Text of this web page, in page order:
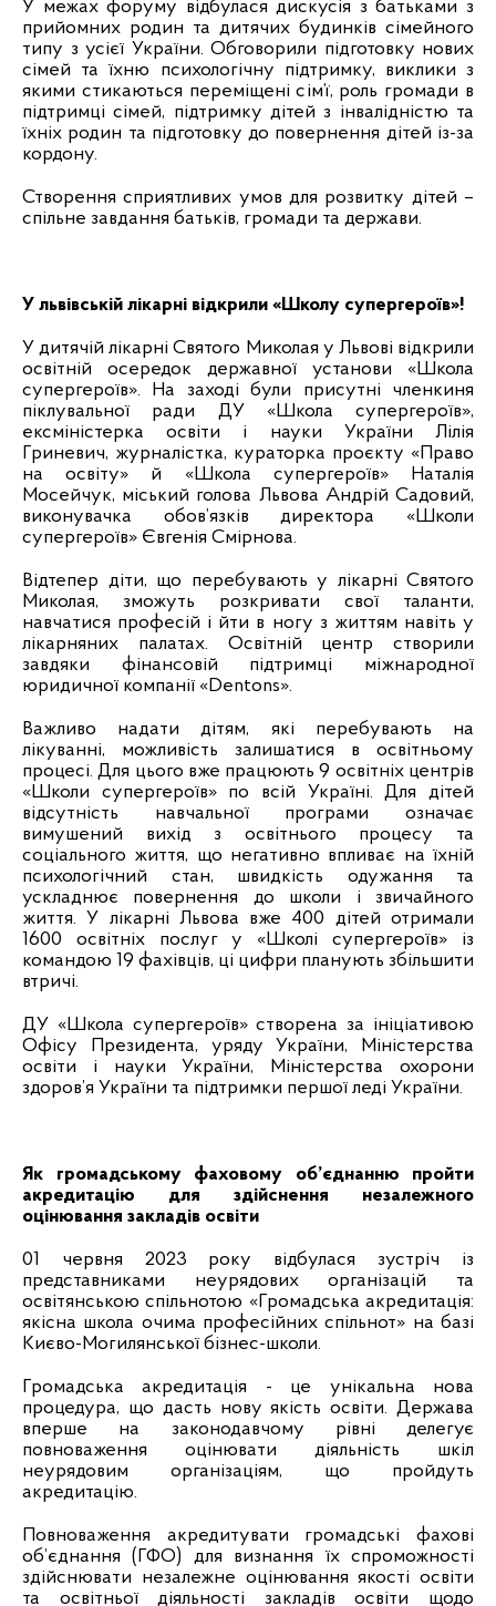
У межах форуму відбулася дискусія з батьками з
прийомних родин та дитячих будинків сімейного
типу з усієї України. Обговорили підготовку нових
сімей та їхню психологічну підтримку, виклики з
якими стикаються переміщені сім’ї, роль громади в
підтримці сімей, підтримку дітей з інвалідністю та
їхніх родин та підготовку до повернення дітей із-за
кордону.
Створення сприятливих умов для розвитку дітей –
спільне завдання батьків, громади та держави.
У львівській лікарні відкрили «Школу супергероїв»!
У дитячій лікарні Святого Миколая у Львові відкрили
освітній осередок державної установи «Школа
супергероїв». На заході були присутні членкиня
піклувальної ради ДУ «Школа супергероїв»,
ексміністерка освіти і науки України Лілія
Гриневич, журналістка, кураторка проєкту «Право
на освіту» й «Школа супергероїв»
Наталія
Мосейчук, міський голова Львова Андрій Садовий,
виконувачка обов’язків директора «Школи
супергероїв» Євгенія Смірнова.
Відтепер діти, що перебувають у лікарні Святого
Миколая, зможуть розкривати свої таланти,
навчатися професій і йти в ногу з життям навіть у
лікарняних палатах. Освітній центр створили
завдяки фінансовій підтримці міжнародної
юридичної компанії «Dentons».
Важливо надати дітям, які перебувають на
лікуванні, можливість залишатися в освітньому
процесі. Для цього вже працюють 9 освітніх центрів
«Школи супергероїв» по всій Україні. Для дітей
відсутність навчальної програми означає
вимушений вихід з освітнього процесу та
соціального життя, що негативно впливає на їхній
психологічний стан, швидкість одужання та
ускладнює повернення до школи і звичайного
життя. У лікарні Львова вже 400 дітей отримали
1600 освітніх послуг у «Школі супергероїв» із
командою 19 фахівців, ці цифри планують збільшити
втричі.
ДУ «Школа супергероїв» створена за ініціативою
Офісу Президента, уряду України, Міністерства
освіти і науки України, Міністерства охорони
здоров’я України та підтримки першої леді України.
Як громадському фаховому об’єднанню пройти
акредитацію для здійснення незалежного
оцінювання закладів освіти
01 червня 2023 року відбулася зустріч із
представниками неурядових організацій та
освітянською спільнотою «Громадська акредитація:
якісна школа очима професійних спільнот» на базі
Києво-Могилянської бізнес-школи.
Громадська акредитація - це унікальна нова
процедура, що дасть нову якість освіти. Держава
вперше на законодавчому рівні делегує
повноваження оцінювати діяльність шкіл
неурядовим організаціям, що пройдуть
акредитацію.
Повноваження акредитувати громадські фахові
об’єднання (ГФО) для визнання їх спроможності
здійснювати незалежне оцінювання якості освіти
та освітньої діяльності закладів освіти щодо